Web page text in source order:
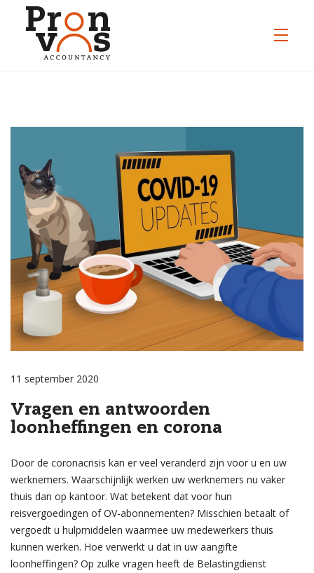
11 september 2020
Vragen en antwoorden
loonheffingen en corona
Door de coronacrisis kan er veel veranderd zijn voor u en uw
werknemers. Waarschijnlijk werken uw werknemers nu vaker
thuis dan op kantoor. Wat betekent dat voor hun
reisvergoedingen of OV-abonnementen? Misschien betaalt of
vergoedt u hulpmiddelen waarmee uw medewerkers thuis
kunnen werken. Hoe verwerkt u dat in uw aangifte
loonheffingen? Op zulke vragen heeft de Belastingdienst